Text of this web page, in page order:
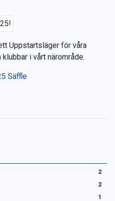
2
2
1
Uppstartsläger för våra
i vårt närområde.
Säffle